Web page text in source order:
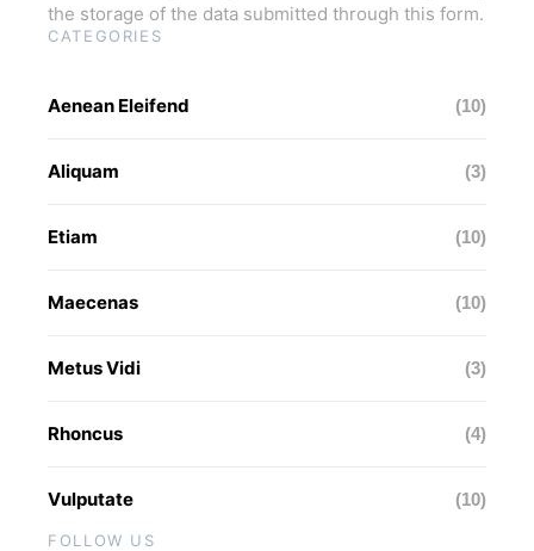
the storage of the data submitted through this form.
CATEGORIES
Aenean Eleifend (10)
Aliquam (3)
Etiam (10)
Maecenas (10)
Metus Vidi (3)
Rhoncus (4)
Vulputate (10)
FOLLOW US